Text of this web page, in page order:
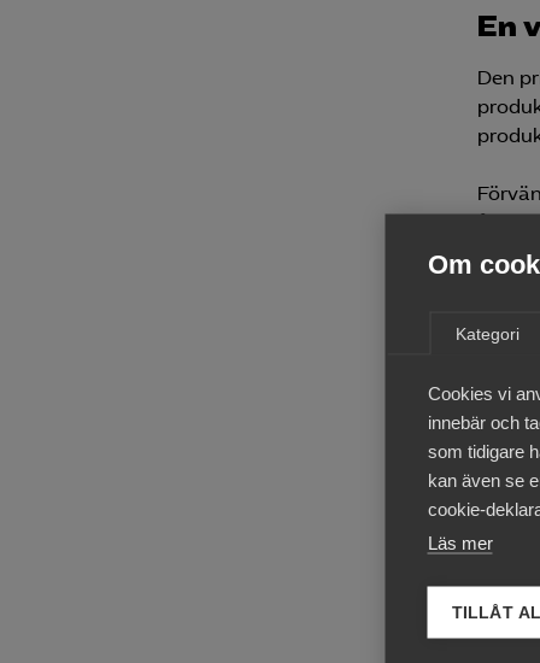
Om
Kategori
Cookies vi
innebär och
som tidigare
kan även se
cookie-
Läs mer
TILLÅT
En
Den
upp
ett år
har